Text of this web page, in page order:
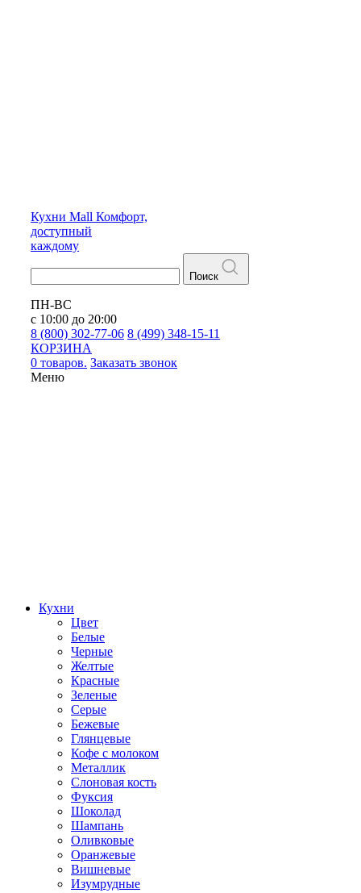
Кухни Mall Комфорт,
доступный
каждому
Поиск
ПН-ВС
с 10:00 до 20:00
8 (800) 302-77-06 8 (499) 348-15-11
КОРЗИНА
0 товаров. Заказать звонок
Меню
Кухни
Цвет
Белые
Черные
Желтые
Красные
Зеленые
Серые
Бежевые
Глянцевые
Кофе с молоком
Металлик
Слоновая кость
Фуксия
Шоколад
Шампань
Оливковые
Оранжевые
Вишневые
Изумрудные